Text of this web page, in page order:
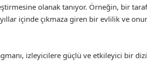
olanak tanıyor. Örneğin, bir
içinde çıkmaza giren bir evlilik ve
izleyicilere güçlü ve etkileyici bir